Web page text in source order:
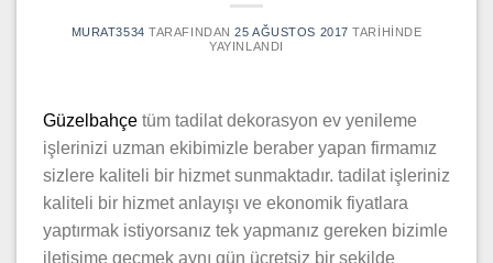
MURAT3534 TARAFINDAN 25 AĞUSTOS 2017 TARIHINDE
YAYINLANDI
Güzelbahçe tüm tadilat dekorasyon ev yenileme
işlerinizi uzman ekibimizle beraber yapan firmamız
sizlere kaliteli bir hizmet sunmaktadır. tadilat işleriniz
kaliteli bir hizmet anlayışı ve ekonomik fiyatlara
yaptırmak istiyorsanız tek yapmanız gereken bizimle
iletişime geçmek aynı gün ücretsiz bir şekilde